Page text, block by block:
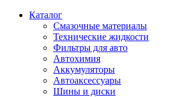
Каталог
Смазочные материалы
Технические жидкости
Фильтры для авто
Автохимия
Аккумуляторы
Автоаксессуары
Шины и диски